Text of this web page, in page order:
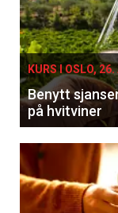
KURS I OSLO,
Benytt
på hvitviner